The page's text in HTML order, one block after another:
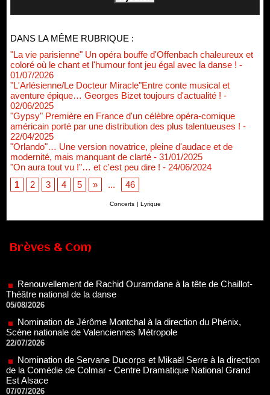
DANS LA MÊME RUBRIQUE :
"La vie parisienne" Un opéra bouffe d'Offenbach chaleureux et
coloré où le chant et l'humour font jeu égal avec la danse ! -
01/07/2026
"L'Arlésienne/Le Docteur Miracle"Entre conte musical et
aventure épique… Georges Bizet toujours d'actualité ! -
02/06/2025
"Gypsy" Première en France d'un célèbre opéra-comique
américain porté par une distribution des plus talentueuses ! -
22/04/2025
"Orlando"… Une version novatrice, pleine d'audace et de
modernité, mais manquant de clarté - 31/01/2025
"On aura tout vu !"… et c'est peu dire ! - 24/06/2024
1
2 3 4 5 » ... 46
Concerts | Lyrique
Brèves & Com
Renouvellement de Rachid Ouramdane à la tête de Chaillot-
Théâtre national de la danse
Scène nationale de Valenciennes Métropole
22/07/2026
de la Comédie de Colmar - Centre Dramatique National Grand
Est Alsace
07/07/2026
Thomas Jolly et Laëtitia Guédon nommés à la direction du
TNP
02/07/2026